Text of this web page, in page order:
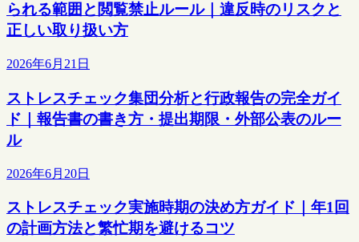
られる範囲と閲覧禁止ルール｜違反時のリスクと
正しい取り扱い方
2026年6月21日
ストレスチェック集団分析と行政報告の完全ガイ
ド｜報告書の書き方・提出期限・外部公表のルー
ル
2026年6月20日
ストレスチェック実施時期の決め方ガイド｜年1回
の計画方法と繁忙期を避けるコツ